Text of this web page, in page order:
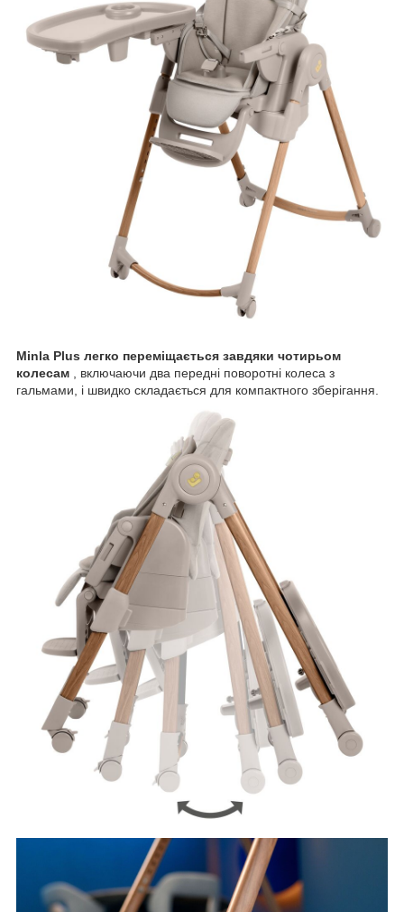
Minla Plus легко переміщається завдяки чотирьом
колесам , включаючи два передні поворотні колеса з
гальмами, і швидко складається для компактного зберігання.